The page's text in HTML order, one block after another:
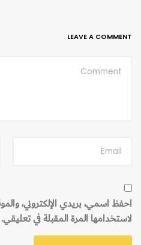
LEAVE A COMMENT
احفظ اسمي، بريدي الإلكتروني،
لاستخدامها المرة المقبلة في تعليقي.